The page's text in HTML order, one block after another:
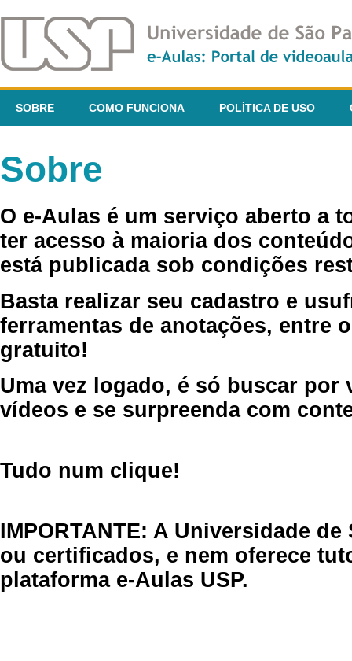
SOBRE COMO FUNCIONA POLÍTICA DE USO
Sobre
O e-Aulas é um serviço aberto a
ter acesso à maioria dos
está publicada sob condições
Basta realizar seu cadastro e
ferramentas de anotações, entre
gratuito!
Uma vez logado, é só buscar por
vídeos e se surpreenda com
Tudo num clique!
IMPORTANTE: A Universidade
ou certificados, e nem oferece
plataforma e-Aulas USP.